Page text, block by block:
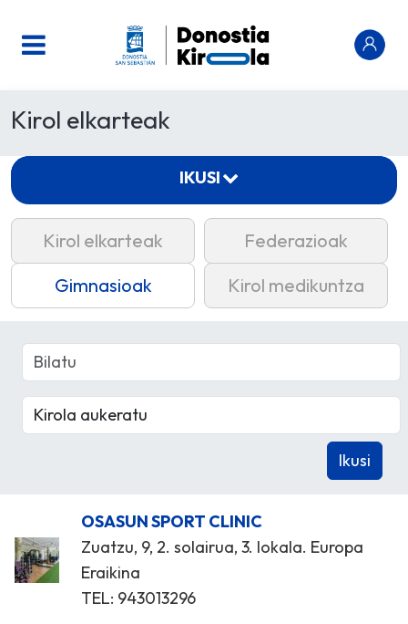
Kirol elkarteak
Kirol elkarteak
Federazioak
Gimnasioak
Kirol medikuntza
OSASUN SPORT CLINIC
Zuatzu, 9, 2. solairua, 3. lokala. Europa
Eraikina
TEL: 943013296
IKUSI